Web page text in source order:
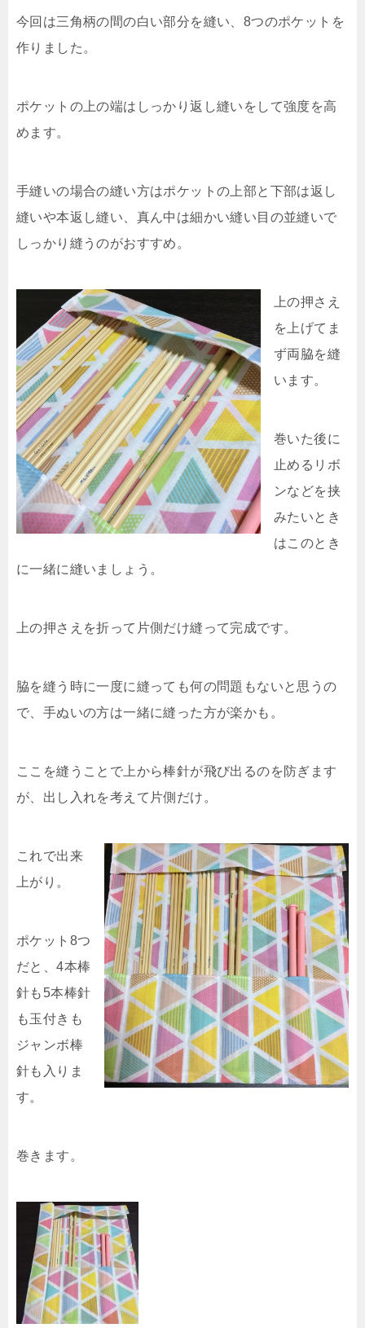
今回は三角柄の間の白い部分を縫い、8つのポケットを
作りました。
ポケットの上の端はしっかり返し縫いをして強度を高
めます。
手縫いの場合の縫い方はポケットの上部と下部は返し
縫いや本返し縫い、真ん中は細かい縫い目の並縫いで
しっかり縫うのがおすすめ。
上の押さえ
を上げてま
ず両脇を縫
います。
巻いた後に
止めるリボ
ンなどを挟
みたいとき
はこのとき
に一緒に縫いましょう。
上の押さえを折って片側だけ縫って完成です。
脇を縫う時に一度に縫っても何の問題もないと思うの
で、手ぬいの方は一緒に縫った方が楽かも。
ここを縫うことで上から棒針が飛び出るのを防ぎます
が、出し入れを考えて片側だけ。
これで出来
上がり。
ポケット8つ
だと、4本棒
針も5本棒針
も玉付きも
ジャンボ棒
針も入りま
す。
巻きます。